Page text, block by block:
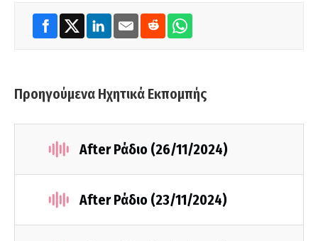
Προηγούμενα Ηχητικά Εκπομπής
After Ράδιο (26/11/2024)
After Ράδιο (23/11/2024)